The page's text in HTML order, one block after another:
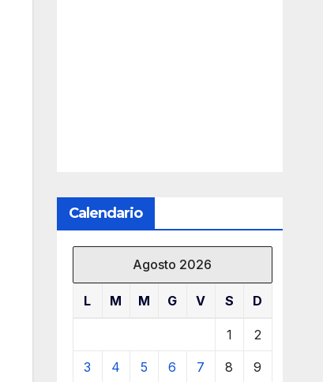
Calendario
Agosto 2026
L M M G V S D
1 2
3 4 5 6 7 8 9